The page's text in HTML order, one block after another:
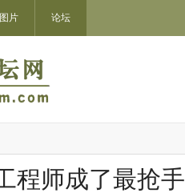
图片 论坛
程师成了最抢